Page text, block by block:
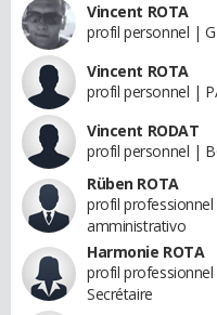
Vincent ROTA
profil personnel |
Vincent ROTA
profil personnel |
Vincent RODAT
profil personnel |
Rüben ROTA
profil professionnel
amministrativo
Harmonie ROTA
profil
Secrétaire